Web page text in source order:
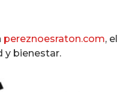
pereznoesraton.com,
y bienestar.